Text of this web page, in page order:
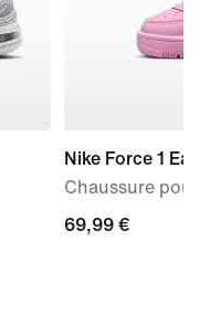
Nike Force 1
Chaussure pour
69,99 €
69,99 €